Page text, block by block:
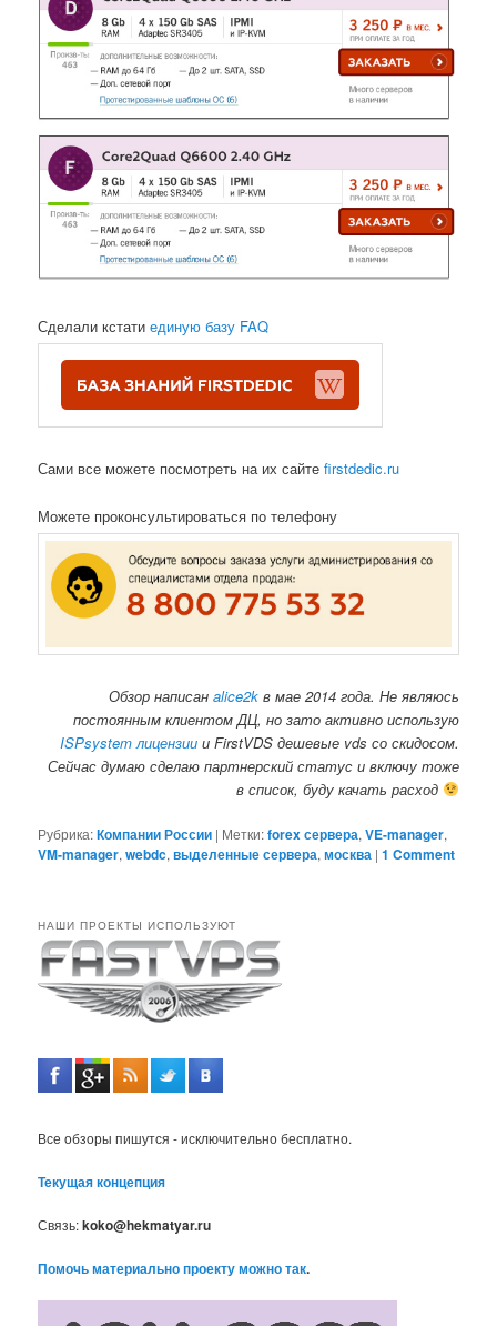
Сделали кстатиединую базу FAQ
Сами все можете посмотреть на их сайтеfirstdedic.ru
Можете проконсультироваться по телефону
Обзор написан alice2kв мае 2014 года. Не являюсь
постоянным клиентом ДЦ, но зато активно использую
ISPsystem лицензиии FirstVDS дешевые vds со скидосом.
Сейчас думаю сделаю партнерский статус и включу тоже
в список, буду качать расход
Рубрика:Компании России | Метки:forex сервера,VE-manager,
VM-manager,webdc,выделенные сервера,москва |1 Comment
НАШИ ПРОЕКТЫ ИСПОЛЬЗУЮТ
Все обзоры пишутся - исключительно бесплатно.
Текущая концепция
Связь:koko@hekmatyar.ru
Помочь материально проекту можно так.